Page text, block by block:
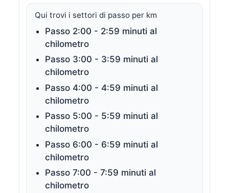
Qui trovi i settori di passo per km
Passo 2:00 - 2:59 minuti al
chilometro
Passo 3:00 - 3:59 minuti al
chilometro
Passo 4:00 - 4:59 minuti al
chilometro
Passo 5:00 - 5:59 minuti al
chilometro
Passo 6:00 - 6:59 minuti al
chilometro
Passo 7:00 - 7:59 minuti al
chilometro